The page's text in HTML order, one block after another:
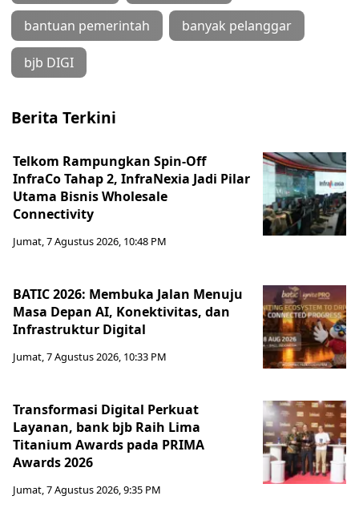
bantuan pemerintah banyak pelanggar
bjb DIGI
Berita Terkini
Telkom Rampungkan Spin-Off
InfraCo Tahap 2, InfraNexia Jadi Pilar
Utama Bisnis Wholesale
Connectivity
Jumat, 7 Agustus 2026, 10:48 PM
BATIC 2026: Membuka Jalan Menuju
Masa Depan AI, Konektivitas, dan
Infrastruktur Digital
Jumat, 7 Agustus 2026, 10:33 PM
Transformasi Digital Perkuat
Layanan, bank bjb Raih Lima
Titanium Awards pada PRIMA
Awards 2026
Jumat, 7 Agustus 2026, 9:35 PM